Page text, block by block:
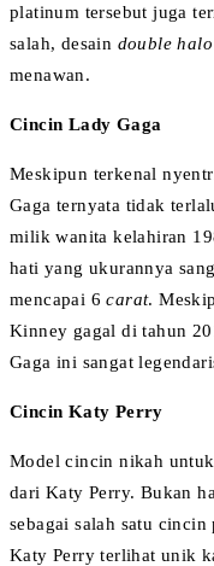
platinum tersebut juga
salah, desain double
menawan.
Cincin Lady Gaga
Meskipun terkenal
Gaga ternyata tidak
milik wanita kelahiran
hati yang ukurannya
mencapai 6carat.
Kinney gagal di tahun
Gaga ini sangat
Cincin Katy Perry
Model cincin nikah
dari Katy Perry. Bukan
sebagai salah satu
Katy Perry terlihat unik